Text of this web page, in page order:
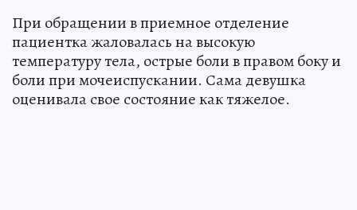
При обращении в приемное отделение
пациентка жаловалась на высокую
температуру тела, острые боли в правом боку и
боли при мочеиспускании. Сама девушка
оценивала свое состояние как тяжелое.